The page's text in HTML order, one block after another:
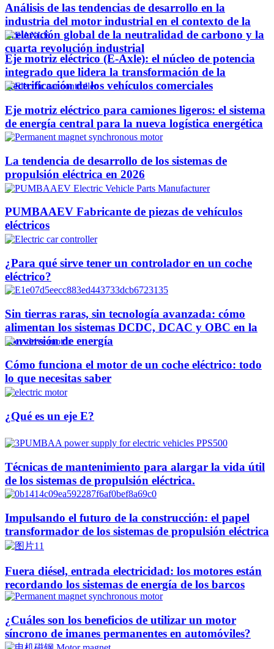
Análisis de las tendencias de desarrollo en la
industria del motor industrial en el contexto de la
aceleración global de la neutralidad de carbono y la
cuarta revolución industrial
Eje motriz eléctrico (E-Axle): el núcleo de potencia
integrado que lidera la transformación de la
electrificación de los vehículos comerciales
Eje motriz eléctrico para camiones ligeros: el sistema
de energía central para la nueva logística energética
La tendencia de desarrollo de los sistemas de
propulsión eléctrica en 2026
PUMBAAEV Fabricante de piezas de vehículos
eléctricos
¿Para qué sirve tener un controlador en un coche
eléctrico?
Sin tierras raras, sin tecnología avanzada: cómo
alimentan los sistemas DCDC, DCAC y OBC en la
conversión de energía
Cómo funciona el motor de un coche eléctrico: todo
lo que necesitas saber
¿Qué es un eje E?
Técnicas de mantenimiento para alargar la vida útil
de los sistemas de propulsión eléctrica.
Impulsando el futuro de la construcción: el papel
transformador de los sistemas de propulsión eléctrica
Fuera diésel, entrada electricidad: los motores están
recordando los sistemas de energía de los barcos
¿Cuáles son los beneficios de utilizar un motor
síncrono de imanes permanentes en automóviles?